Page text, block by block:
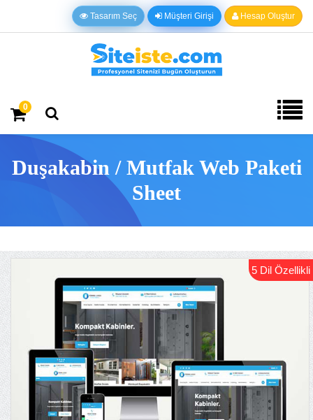
Tasarım Seç Müşteri Girişi Hesap Oluştur
0
Duşakabin / Mutfak Web Paketi
Sheet
5 Dil Özellikli